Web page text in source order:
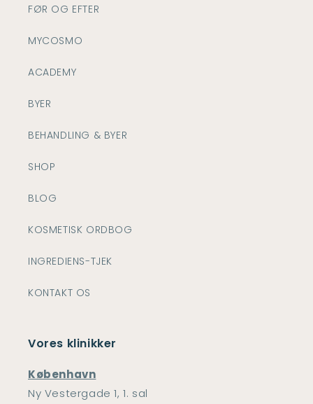
FØR OG EFTER
MYCOSMO
ACADEMY
BYER
BEHANDLING & BYER
SHOP
BLOG
KOSMETISK ORDBOG
INGREDIENS-TJEK
KONTAKT OS
Vores klinikker
København
Ny Vestergade 1, 1. sal